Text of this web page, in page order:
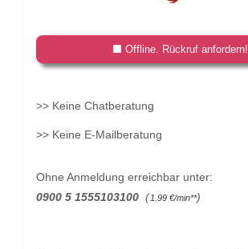
Offline. Rückruf anfordern!
>> Keine Chatberatung
>> Keine E-Mailberatung
Ohne Anmeldung erreichbar unter:
0900 5 1555103100 (1.99 €/min**)